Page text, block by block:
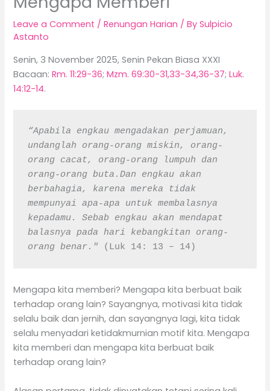
Leave a Comment /Renungan Harian / BySulpicio
Astanto
Senin, 3 November 2025, Senin Pekan Biasa XXXI
Bacaan:Rm. 11:29-36;Mzm. 69:30-31,33-34,36-37;Luk.
14:12-14.
“Apabila engkau mengadakan perjamuan,
undanglah orang-orang miskin, orang-
orang cacat, orang-orang lumpuh dan
orang-orang buta.Dan engkau akan
berbahagia, karena mereka tidak
mempunyai apa-apa untuk membalasnya
kepadamu. Sebab engkau akan mendapat
balasnya pada hari kebangkitan orang-
orang benar."
(Luk 14: 13 – 14)
Mengapa kita memberi? Mengapa kita berbuat baik
terhadap orang lain? Sayangnya, motivasi kita tidak
selalu baik dan jernih, dan sayangnya lagi, kita tidak
selalu menyadari ketidakmurnian motif kita. Mengapa
kita memberi dan mengapa kita berbuat baik
terhadap orang lain?